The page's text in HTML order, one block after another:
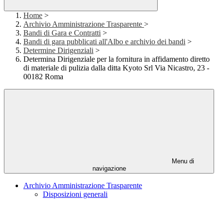
Home >
Archivio Amministrazione Trasparente >
Bandi di Gara e Contratti >
Bandi di gara pubblicati all'Albo e archivio dei bandi >
Determine Dirigenziali >
Determina Dirigenziale per la fornitura in affidamento diretto
di materiale di pulizia dalla ditta Kyoto Srl Via Nicastro, 23 -
00182 Roma
Menu di
navigazione
Archivio Amministrazione Trasparente
Disposizioni generali